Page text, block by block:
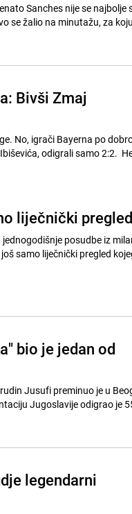
Sanches nije se najbolje
se žalio na minutažu, za
Bivši Zmaj
No, igrači Bayerna po
odigrali samo 2:2.
liječnički pregled
posudbe iz
samo liječnički pregled
bio je jedan od
Jusufi preminuo je u
Jugoslavije odigrao je
legendarni